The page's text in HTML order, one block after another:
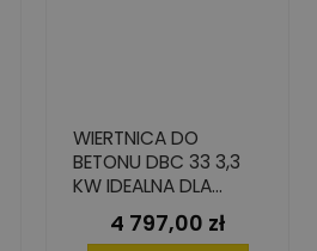
WIERTNICA DO
BETONU DBC 33 3,3
KW IDEALNA DLA
WYPOŻYCZALNI
Cena
4 797,00 zł